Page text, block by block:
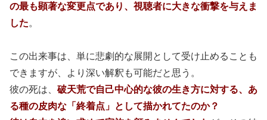
の最も顕著な変更点であり、視聴者に大きな衝撃を与えま
した
この出来事は、単に悲劇的な展開として受け止めることも
できますが、より深い解釈も可能だと思う。
彼の死は、 破天荒で自己中心的な彼の生き方に対する、あ
る種の皮肉な「終着点」として描かれてたのか？